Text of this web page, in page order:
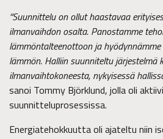
“Suunnittelu on ollut haastavaa
ilmanvaihdon osalta. Panostamme
lämmöntalteenottoon ja
lämmön. Halliin suunniteltu järjestelmä
ilmanvaihtokoneesta, nykyisessä
sanoi Tommy Björklund, jolla oli
suunnitteluprosessissa.
Energiatehokkuutta oli ajateltu niin